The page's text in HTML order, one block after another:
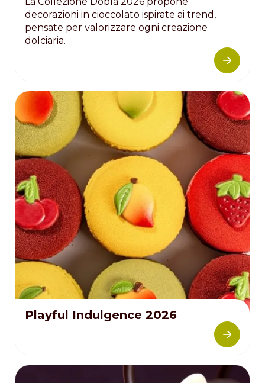
decorazioni in cioccolato ispirate ai trend,
pensate per valorizzare ogni creazione
dolciaria.
Playful Indulgence 2026